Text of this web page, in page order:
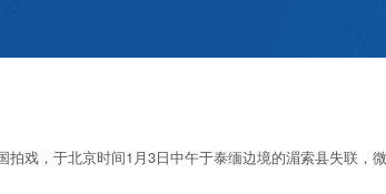
戏，于北京时间1月3日中午于泰缅边境的湄索县失联，